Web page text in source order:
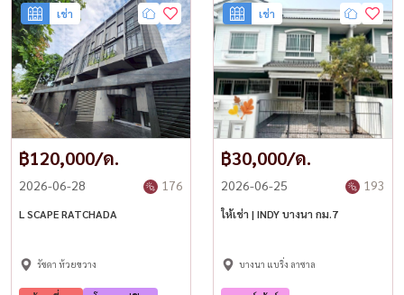
เช่า
฿120,000/ด.
2026-06-28 176
L SCAPE RATCHADA
รัชดา ห้วยขวาง
เช่า
฿30,000/ด.
2026-06-25 193
ให้เช่า | INDY บางนา กม.7
บางนา แบริ่ง ลาซาล